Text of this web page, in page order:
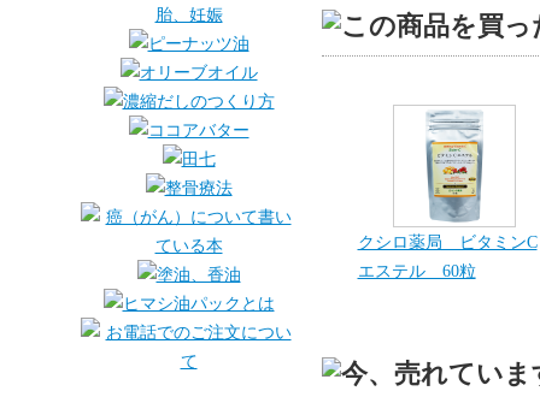
クシロ薬局 ビタミンC
エステル 60粒